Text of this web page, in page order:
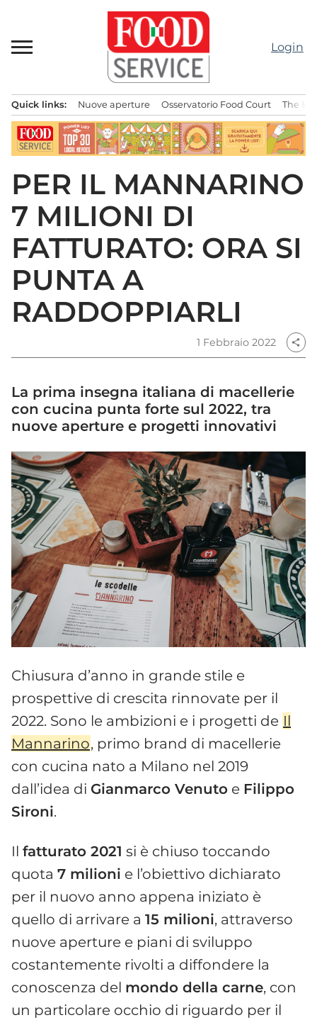
contenuto
Login
principale
Quick links: Nuove aperture Osservatorio Food Court The
PER IL MANNARINO
7 MILIONI DI
FATTURATO: ORA SI
PUNTA A
RADDOPPIARLI
1 Febbraio 2022 share
La prima insegna italiana di macellerie
con cucina punta forte sul 2022, tra
nuove aperture e progetti innovativi
Chiusura d’anno in grande stile e
prospettive di crescita rinnovate per il
2022. Sono le ambizioni e i progetti de Il
Mannarino, primo brand di macellerie
con cucina nato a Milano nel 2019
dall’idea di Gianmarco Venuto e Filippo
Sironi.
Il fatturato 2021 si è chiuso toccando
quota 7 milioni e l’obiettivo dichiarato
per il nuovo anno appena iniziato è
quello di arrivare a 15 milioni, attraverso
nuove aperture e piani di sviluppo
costantemente rivolti a diffondere la
conoscenza del mondo della carne, con
un particolare occhio di riguardo per il